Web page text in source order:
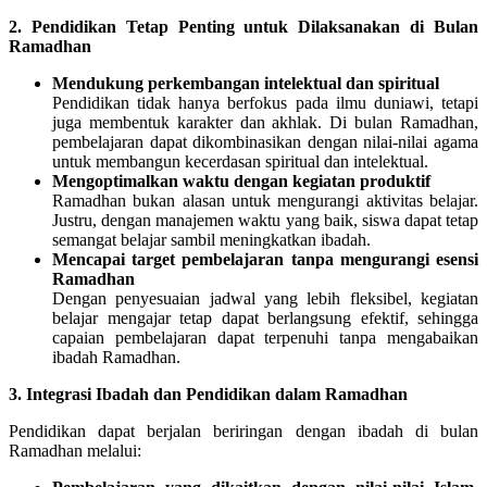
2. Pendidikan Tetap Penting untuk Dilaksanakan di Bulan
Ramadhan
Mendukung perkembangan intelektual dan spiritual
Pendidikan tidak hanya berfokus pada ilmu duniawi, tetapi
juga membentuk karakter dan akhlak. Di bulan Ramadhan,
pembelajaran dapat dikombinasikan dengan nilai-nilai agama
untuk membangun kecerdasan spiritual dan intelektual.
Mengoptimalkan waktu dengan kegiatan produktif
Ramadhan bukan alasan untuk mengurangi aktivitas belajar.
Justru, dengan manajemen waktu yang baik, siswa dapat tetap
semangat belajar sambil meningkatkan ibadah.
Mencapai target pembelajaran tanpa mengurangi esensi
Ramadhan
Dengan penyesuaian jadwal yang lebih fleksibel, kegiatan
belajar mengajar tetap dapat berlangsung efektif, sehingga
capaian pembelajaran dapat terpenuhi tanpa mengabaikan
ibadah Ramadhan.
3. Integrasi Ibadah dan Pendidikan dalam Ramadhan
Pendidikan dapat berjalan beriringan dengan ibadah di bulan
Ramadhan melalui: